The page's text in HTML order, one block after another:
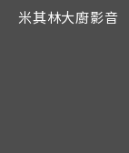
米其林大廚影音